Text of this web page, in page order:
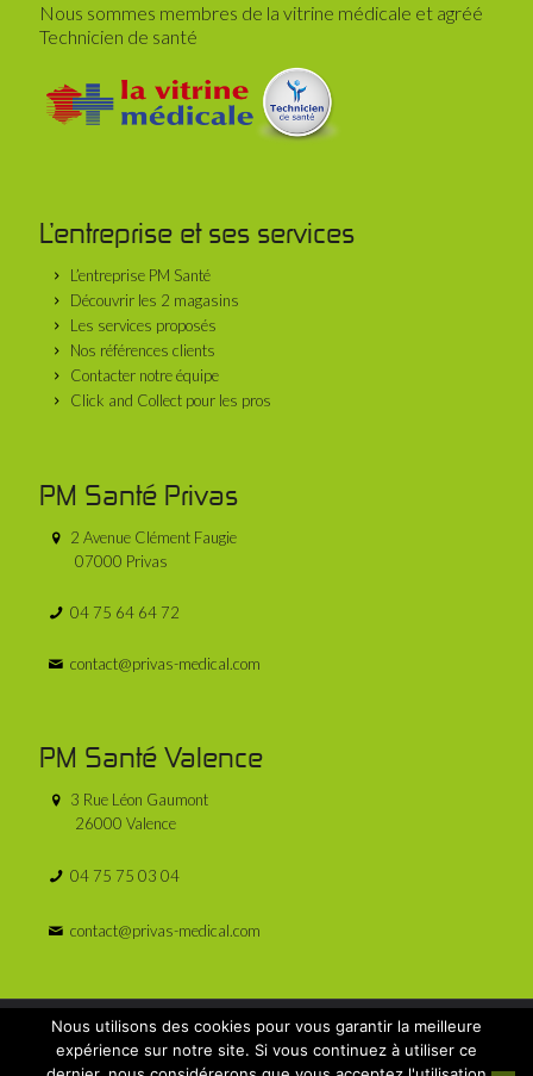
Nous sommes membres de la vitrine médicale et agréé
Technicien de santé
L’entreprise et ses services
L’entreprise PM Santé
Découvrir les 2 magasins
Les services proposés
Nos références clients
Contacter notre équipe
Click and Collect pour les pros
PM Santé Privas
2 Avenue Clément Faugie
07000 Privas
04 75 64 64 72
contact@privas-medical.com
PM Santé Valence
3 Rue Léon Gaumont
26000 Valence
04 75 75 03 04
contact@privas-medical.com
Nous utilisons des cookies pour vous garantir la meilleure
expérience sur notre site. Si vous continuez à utiliser ce